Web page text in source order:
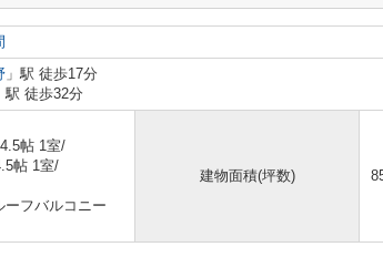
」駅 徒歩17分
駅 徒歩32分
帖 1室/
帖 1室/
ーフバルコニー
建物面積(坪数)